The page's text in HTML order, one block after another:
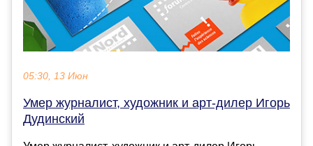
05:30, 13 Июн
Умер журналист, художник и арт-дилер Игорь
Дудинский